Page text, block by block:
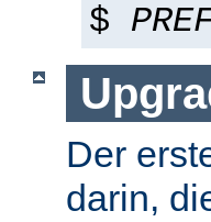
$
Der
darin,